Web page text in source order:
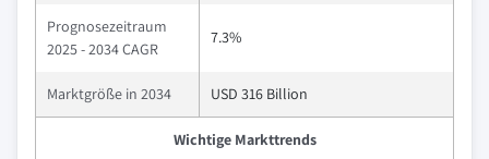
Prognosezeitraum
2025 - 2034 CAGR
7.3%
Marktgröße in 2034 USD 316 Billion
Wichtige Markttrends